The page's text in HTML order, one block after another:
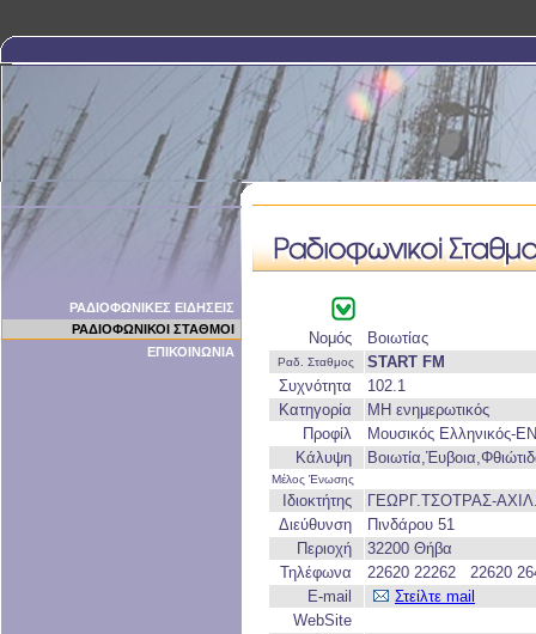
ΡΑΔΙΟΦΩΝΙΚΕΣ ΕΙΔΗΣΕΙΣ
ΡΑΔΙΟΦΩΝΙΚΟΙ ΣΤΑΘΜΟΙ
ΕΠΙΚΟΙΝΩΝΙΑ
Νομός Βοιωτίας
Ραδ. Σταθμος
START FM
Συχνότητα
102.1
Κατηγορία
ΜΗ ενημερωτικός
Προφίλ
Μουσικός
Κάλυψη
Μέλος Ένωσης
Ιδιοκτήτης
ΓΕΩΡΓ.ΤΣΟΤΡΑΣ-
Διεύθυνση
Πινδάρου 51
Περιοχή
32200 Θήβα
Τηλέφωνα
22620 22262 22620
E-mail
Στείλτε mail
WebSite